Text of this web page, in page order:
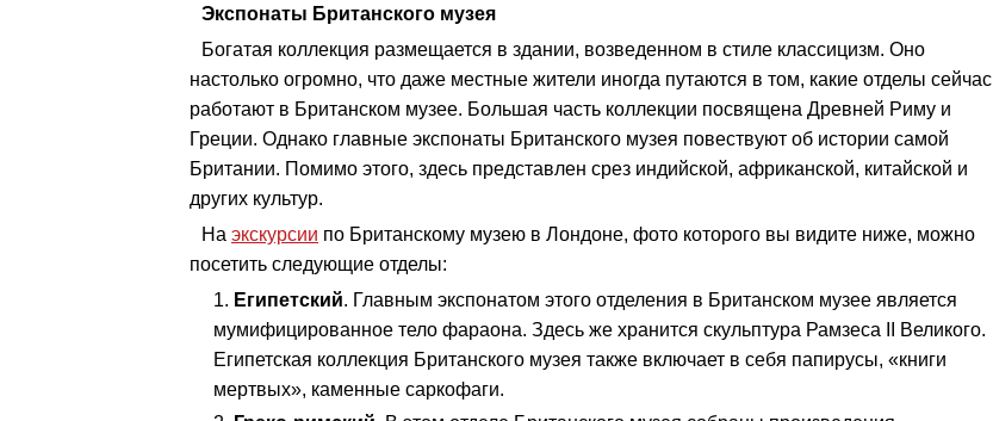
Экспонаты Британского музея
Богатая коллекция размещается в здании, возведенном в стиле классицизм. Оно
настолько огромно, что даже местные жители иногда путаются в том, какие отделы сейчас
работают в Британском музее. Большая часть коллекции посвящена Древней Риму и
Греции. Однако главные экспонаты Британского музея повествуют об истории самой
Британии. Помимо этого, здесь представлен срез индийской, африканской, китайской и
других культур.
На экскурсии по Британскому музею в Лондоне, фото которого вы видите ниже, можно
посетить следующие отделы:
Египетский. Главным экспонатом этого отделения в Британском музее является
мумифицированное тело фараона. Здесь же хранится скульптура Рамзеса II Великого.
Египетская коллекция Британского музея также включает в себя папирусы, «книги
мертвых», каменные саркофаги.